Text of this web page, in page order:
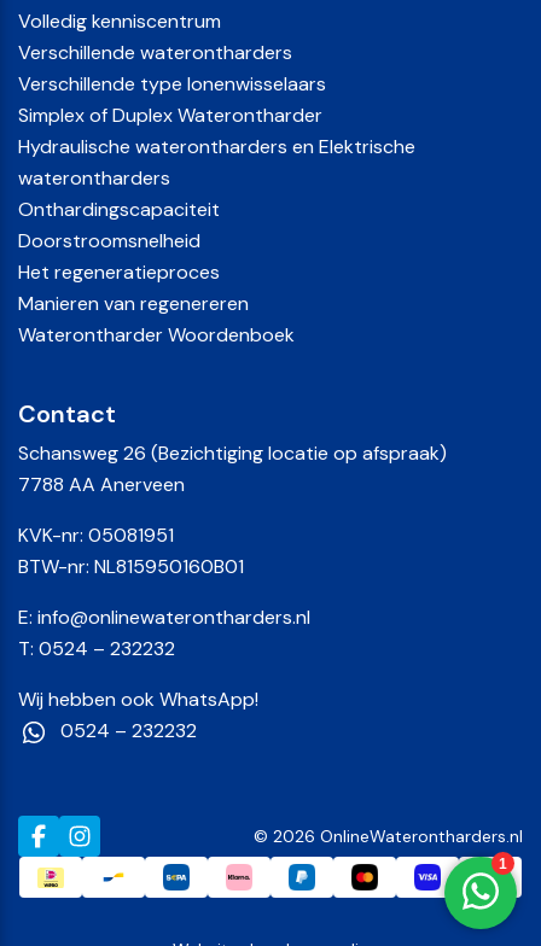
Volledig kenniscentrum
Verschillende waterontharders
Verschillende type Ionenwisselaars
Simplex of Duplex Waterontharder
Hydraulische waterontharders en Elektrische
waterontharders
Onthardingscapaciteit
Doorstroomsnelheid
Het regeneratieproces
Manieren van regenereren
Waterontharder Woordenboek
Contact
Schansweg 26 (Bezichtiging locatie op afspraak)
7788 AA Anerveen
KVK-nr: 05081951
BTW-nr: NL815950160B01
E: info@onlinewaterontharders.nl
T: 0524 – 232232
Wij hebben ook WhatsApp!
0524 – 232232
© 2026 OnlineWaterontharders.nl